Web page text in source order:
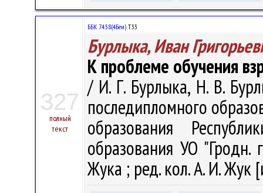
327
полный
текст
ББК 74.58(4Беи) Т33
Бурлыка, Иван
К проблеме обучения
/ И. Г. Бурлыка, Н. В.
последипломного
образования
образования УО
Жука ; ред. кол. А. И. Жук